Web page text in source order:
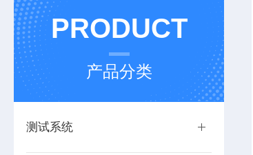
PRODUCT
产品分类
测试系统